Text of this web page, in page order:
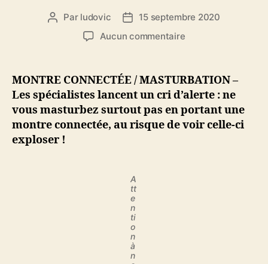
Auteur
Par ludovic
Date15 septembre 2020
Aucun commentairesur
masturbez
pas
en
portant
une
MONTRE CONNECTÉE / MASTURBATION –
Les spécialistes lancent un cri d’alerte : ne
vous masturbez surtout pas en portant une
montre connectée, au risque de voir celle-ci
exploser !
A
tt
e
n
ti
o
n
à
n